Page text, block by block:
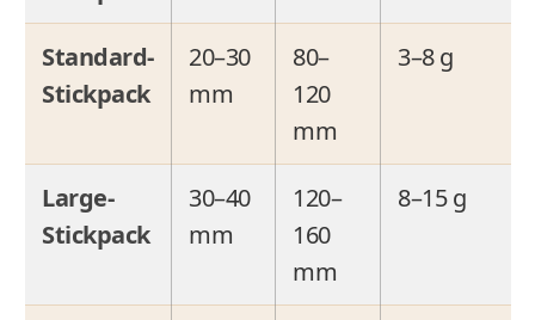
Standard-
Stickpack
20–30
mm
80–
120
mm
3–8 g
Large-
Stickpack
30–40
mm
120–
160
mm
8–15 g